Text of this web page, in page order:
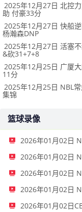
2025年12月27日 北控
助 付豪33分
2025年12月27日 快船
杨瀚森DNP
2025年12月27日 活塞
&砍31+7+8
2025年12月25日 广厦
11分
2025年12月25日 NBL
集锦
篮球录像
2026年01月02日
2026年01月02日
2026年01月02日